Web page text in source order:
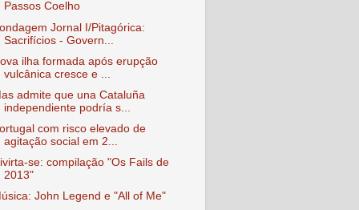
Passos Coelho
Jornal I/Pitagórica:
Sacrifícios - Govern...
ilha formada após erupção
vulcânica cresce e ...
admite que una Cataluña
independiente podría s...
com risco elevado de
agitação social em 2...
se: compilação "Os Fails de
2013"
John Legend e "All of Me"